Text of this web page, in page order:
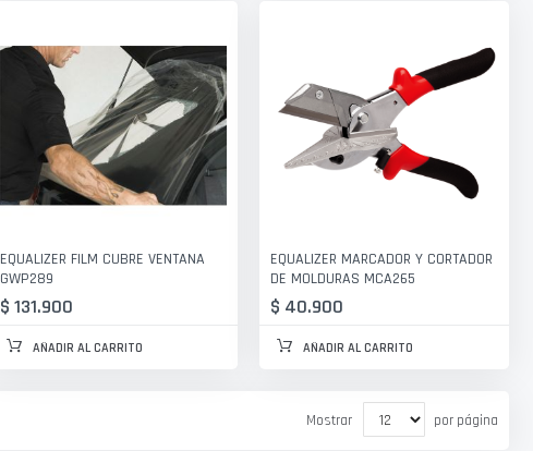
EQUALIZER FILM CUBRE VENTANA
GWP289
$ 131.900
AÑADIR AL CARRITO
EQUALIZER MARCADOR Y CORTADOR
DE MOLDURAS MCA265
$ 40.900
AÑADIR AL CARRITO
Mostrar por página